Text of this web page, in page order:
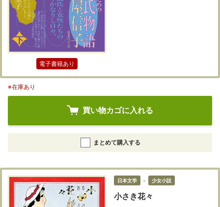
電子書籍あり
※在庫あり
買い物カゴに入れる
まとめて購入する
日本文学 ＞ 少女小説
小さき花々